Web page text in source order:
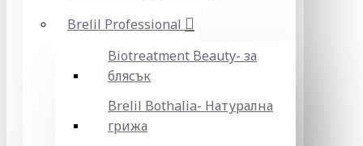
Brelil Professional
Biotreatment Beauty- за
блясък
Brelil Bothalia- Натурална
грижа